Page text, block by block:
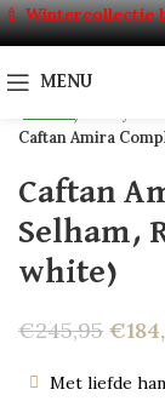
🍼Wintercollectie
MENU
HOT
Click to
Caftan Amira
Caftan
Selham,
white)
€245,95 €
Met liefde